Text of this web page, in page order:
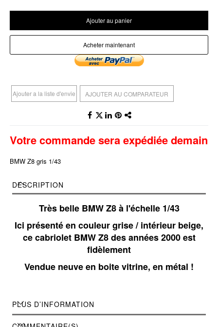
Ajouter au panier
Acheter maintenant
Ajouter a la liste d'envie AJOUTER AU COMPARATEUR
Votre commande sera expédiée demain
BMW Z8 gris 1/43
DESCRIPTION
Très belle BMW Z8 à l'échelle 1/43
Ici présenté en couleur grise / intérieur beige,
ce cabriolet BMW Z8 des années 2000 est
fidèlement
Vendue neuve en boite vitrine, en métal !
PLUS D’INFORMATION